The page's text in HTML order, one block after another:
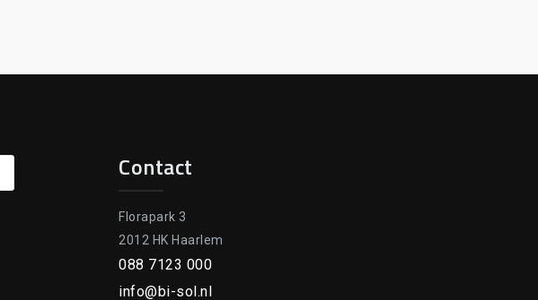
Contact
Florapark 3
2012 HK Haarlem
088 7123 000
info@bi-sol.nl